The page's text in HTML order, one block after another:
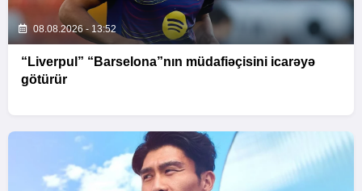
08.08.2026 - 13:52
“Liverpul” “Barselona”nın müdafiəçisini icarəyə
götürür